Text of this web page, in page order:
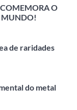
O
MUNDO!
de raridades
do metal